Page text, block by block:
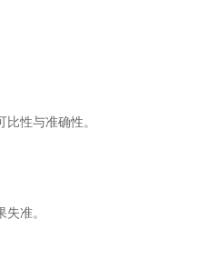
性与准确性。
准。